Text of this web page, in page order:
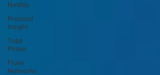
NetAlly
Protocol
Insight
Total
Phase
Fluke
Networks